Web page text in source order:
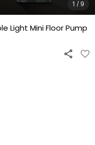
1 / 9
Light Mini Floor Pump